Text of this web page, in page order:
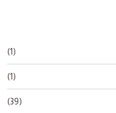
(1)
(1)
(39)